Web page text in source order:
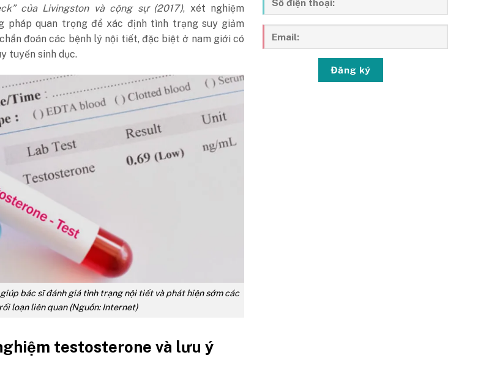
của Livingston và cộng sự (2017), xét nghiệm
pháp quan trọng để xác định tình trạng suy giảm
đoán các bệnh lý nội tiết, đặc biệt ở nam giới có
tuyến sinh dục.
bác sĩ đánh giá tình trạng nội tiết và phát hiện sớm các
rối loạn liên quan (Nguồn: Internet)
testosterone và lưu ý
Đăng ký